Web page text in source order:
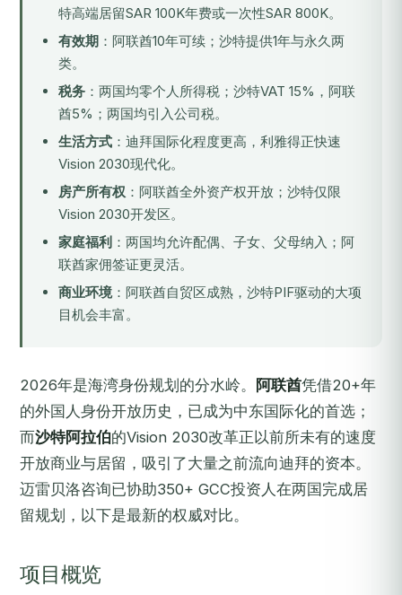
特高端居留SAR 100K年费或一次性SAR 800K。
有效期 ：阿联酋10年可续；沙特提供1年与永久两
类。
税务 ：两国均零个人所得税；沙特VAT 15%，阿联
酋5%；两国均引入公司税。
生活方式 ：迪拜国际化程度更高，利雅得正快速
Vision 2030现代化。
房产所有权 ：阿联酋全外资产权开放；沙特仅限
Vision 2030开发区。
家庭福利 ：两国均允许配偶、子女、父母纳入；阿
联酋家佣签证更灵活。
商业环境：阿联酋自贸区成熟，沙特PIF驱动的大项
目机会丰富。
2026年是海湾身份规划的分水岭。 阿联酋凭借20+年
的外国人身份开放历史，已成为中东国际化的首选；
而沙特阿拉伯的Vision 2030改革正以前所未有的速度
开放商业与居留，吸引了大量之前流向迪拜的资本。
迈雷贝洛咨询已协助350+ GCC投资人在两国完成居
留规划，以下是最新的权威对比。
项目概览